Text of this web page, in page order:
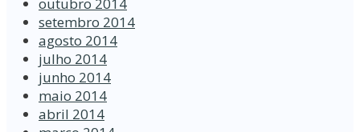
setembro 2014
agosto 2014
julho 2014
junho 2014
maio 2014
abril 2014